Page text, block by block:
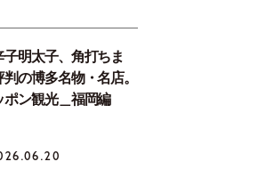
子明太子、角打ちま
の博多名物・名店。
ポン観光＿福岡編